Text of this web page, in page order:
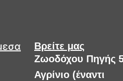
Βρείτε μας
Ζωοδόχου Πηγής
Αγρίνιο (έναντι